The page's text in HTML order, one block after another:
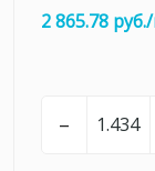
2 865.78
–